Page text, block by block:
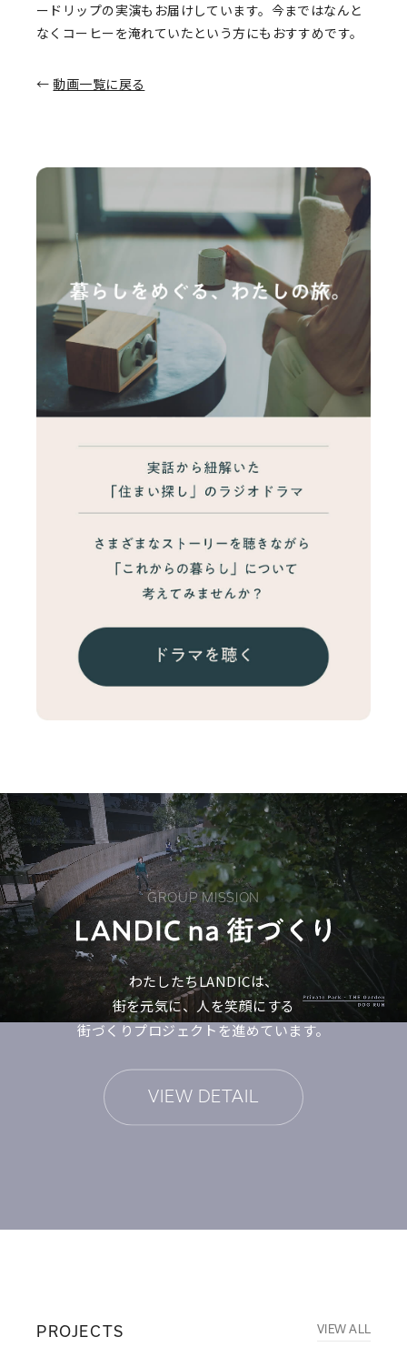
ードリップの実演もお届けしています。今まではなんと
なくコーヒーを淹れていたという方にもおすすめです。
← 動画一覧に戻る
GROUP MISSION
わたしたちLANDICは、
街を元気に、人を笑顔にする
街づくりプロジェクトを進めています。
VIEW DETAIL
PROJECTS VIEW ALL